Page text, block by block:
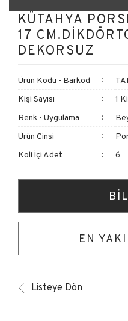
KÜTAHYA
17
DEKORSUZ
Ürün Kodu - Barkod
Kişi Sayısı
1
Renk - Uygulama
Ürün Cinsi
Koli İçi Adet
6
EN
Listeye Dön